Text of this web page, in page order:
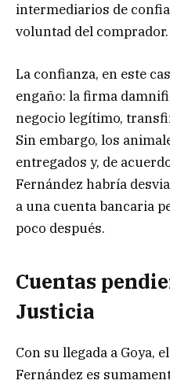
intermediarios de
voluntad del comprador.
La confianza, en este
engaño: la firma
negocio legítimo,
Sin embargo, los
entregados y, de
Fernández habría
a una cuenta bancaria
poco después.
Cuentas
Justicia
Con su llegada a Goya,
Fernández es